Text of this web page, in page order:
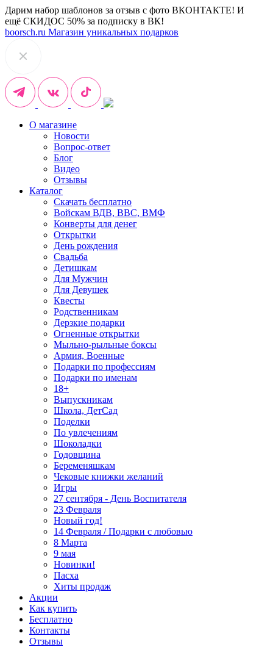
Дарим набор шаблонов за отзыв с фото ВКОНТАКТЕ! И
ещё СКИДОС 50% за подписку в ВК!
boorsch.ru Магазин уникальных подарков
О магазине
Новости
Вопрос-ответ
Блог
Видео
Отзывы
Каталог
Скачать бесплатно
Войскам ВДВ, ВВС, ВМФ
Конверты для денег
Открытки
День рождения
Свадьба
Детишкам
Для Мужчин
Для Девушек
Квесты
Родственникам
Дерзкие подарки
Огненные открытки
Мыльно-рыльные боксы
Армия, Военные
Подарки по профессиям
Подарки по именам
18+
Выпускникам
Школа, ДетСад
Поделки
По увлечениям
Шоколадки
Годовщина
Беременяшкам
Чековые книжки желаний
Игры
27 сентября - День Воспитателя
23 Февраля
Новый год!
14 Февраля / Подарки с любовью
8 Марта
9 мая
Новинки!
Пасха
Хиты продаж
Акции
Как купить
Бесплатно
Контакты
Отзывы